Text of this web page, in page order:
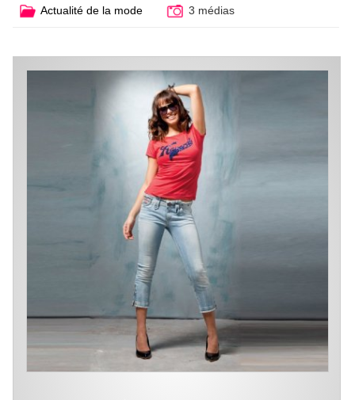
Actualité de la mode 3 médias